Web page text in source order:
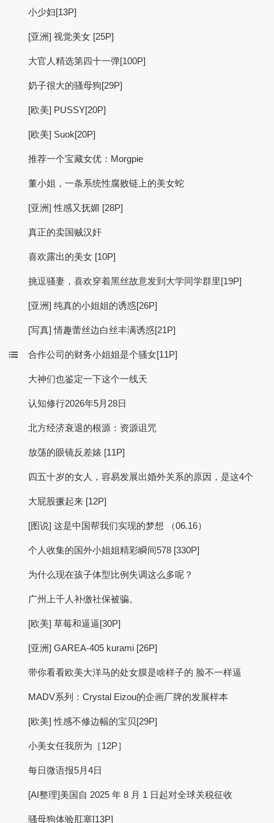
小少妇[13P]
[亚洲] 视觉美女 [25P]
大官人精选第四十一弹[100P]
奶子很大的骚母狗[29P]
[欧美] PUSSY[20P]
[欧美] Suok[20P]
推荐一个宝藏女优：Morgpie
董小姐，一条系统性腐败链上的美女蛇
[亚洲] 性感又抚媚 [28P]
真正的卖国贼汉奸
喜欢露出的美女 [10P]
挑逗骚妻，喜欢穿着黑丝故意发到大学同学群里[19P]
[亚洲] 纯真的小姐姐的诱惑[26P]
[写真] 情趣蕾丝边白丝丰满诱惑[21P]
合作公司的财务小姐姐是个骚女[11P]
大神们也鉴定一下这个一线天
认知修行2026年5月28日
北方经济衰退的根源：资源诅咒
放荡的眼镜反差婊 [11P]
四五十岁的女人，容易发展出婚外关系的原因，是这4个
大屁股撅起来 [12P]
[图说] 这是中国帮我们实现的梦想 （06.16）
个人收集的国外小姐姐精彩瞬间578 [330P]
为什么现在孩子体型比例失调这么多呢？
广州上千人补缴社保被骗。
[欧美] 草莓和逼逼[30P]
[亚洲] GAREA-405 kurami [26P]
带你看看欧美大洋马的处女膜是啥样子的 脸不一样逼
MADV系列：Crystal Eizou的企画厂牌的发展样本
[欧美] 性感不修边幅的宝贝[29P]
小美女任我所为［12P］
每日微语报5月4日
[AI整理]美国自 2025 年 8 月 1 日起对全球关税征收
骚母狗体验肛塞[13P]